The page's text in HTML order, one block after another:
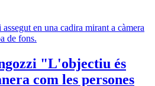
"L'objectiu és
com les persones